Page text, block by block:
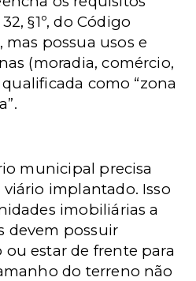
§1º, do Código
possua usos e
(moradia, comércio,
qualificada como “zona
municipal precisa
implantado. Isso
imobiliárias a
devem possuir
estar de frente para
do terreno não